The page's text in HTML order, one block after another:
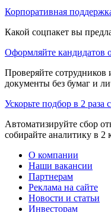
Корпоративная
Какой соцпакет вы
Оформляйте кандидатов
Проверяйте
документы без бумаг и
Ускорьте подбор в 2 раза
Автоматизируйте сбор
собирайте аналитику в 2
О компании
Наши вакансии
Партнерам
Реклама на сайте
Новости и статьи
Инвесторам